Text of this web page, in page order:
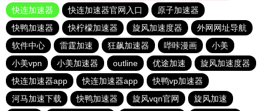
快连加速器
快连加速器官网入口
原子加速器
快鸭加速器
快柠檬加速器 旋风加速度器
外网网址导航
软件中心
雷霆加速 狂飙加速器 哔咔漫画
小美
小美vpn
小美加速器 outline 优途加速
旋风加速度器
快连加速器app
快连加速器app
快鸭vp加速器
河马加速下载
快鸭加速器 旋风vqn官网
旋风加速